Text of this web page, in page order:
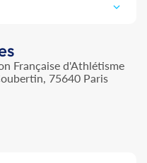
Française d'Athlétisme
75640 Paris